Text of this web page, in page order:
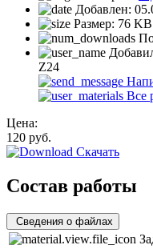
Добавлен:
Размер: 76 KB
Z24
Все
Цена:
120 руб.
Скачать
Состав работы
Сведения о файлах